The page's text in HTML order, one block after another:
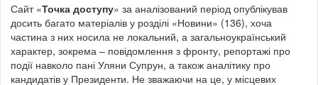
Сайт «Точка доступу» за аналізований період опублікував
досить багато матеріалів у розділі «Новини» (136), хоча
частина з них носила не локальний, а загальноукраїнський
характер, зокрема – повідомлення з фронту, репортажі про
події навколо пані Уляни Супрун, а також аналітику про
кандидатів у Президенти. Не зважаючи на це, у місцевих